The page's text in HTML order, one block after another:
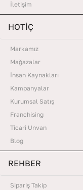
İletişim
HOTİÇ
Markamız
Mağazalar
İnsan Kaynakları
Kampanyalar
Kurumsal Satış
Franchising
Ticari Unvan
Blog
REHBER
Sipariş Takip